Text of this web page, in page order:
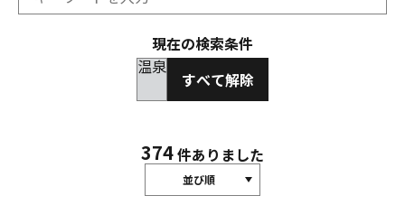
現在の検索条件
温泉
すべて解除
374件ありました
並び順